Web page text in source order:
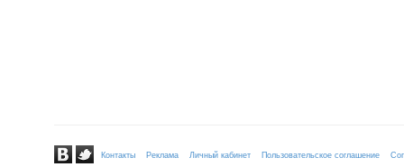
Контакты Реклама Личный кабинет Пользовательское соглашение